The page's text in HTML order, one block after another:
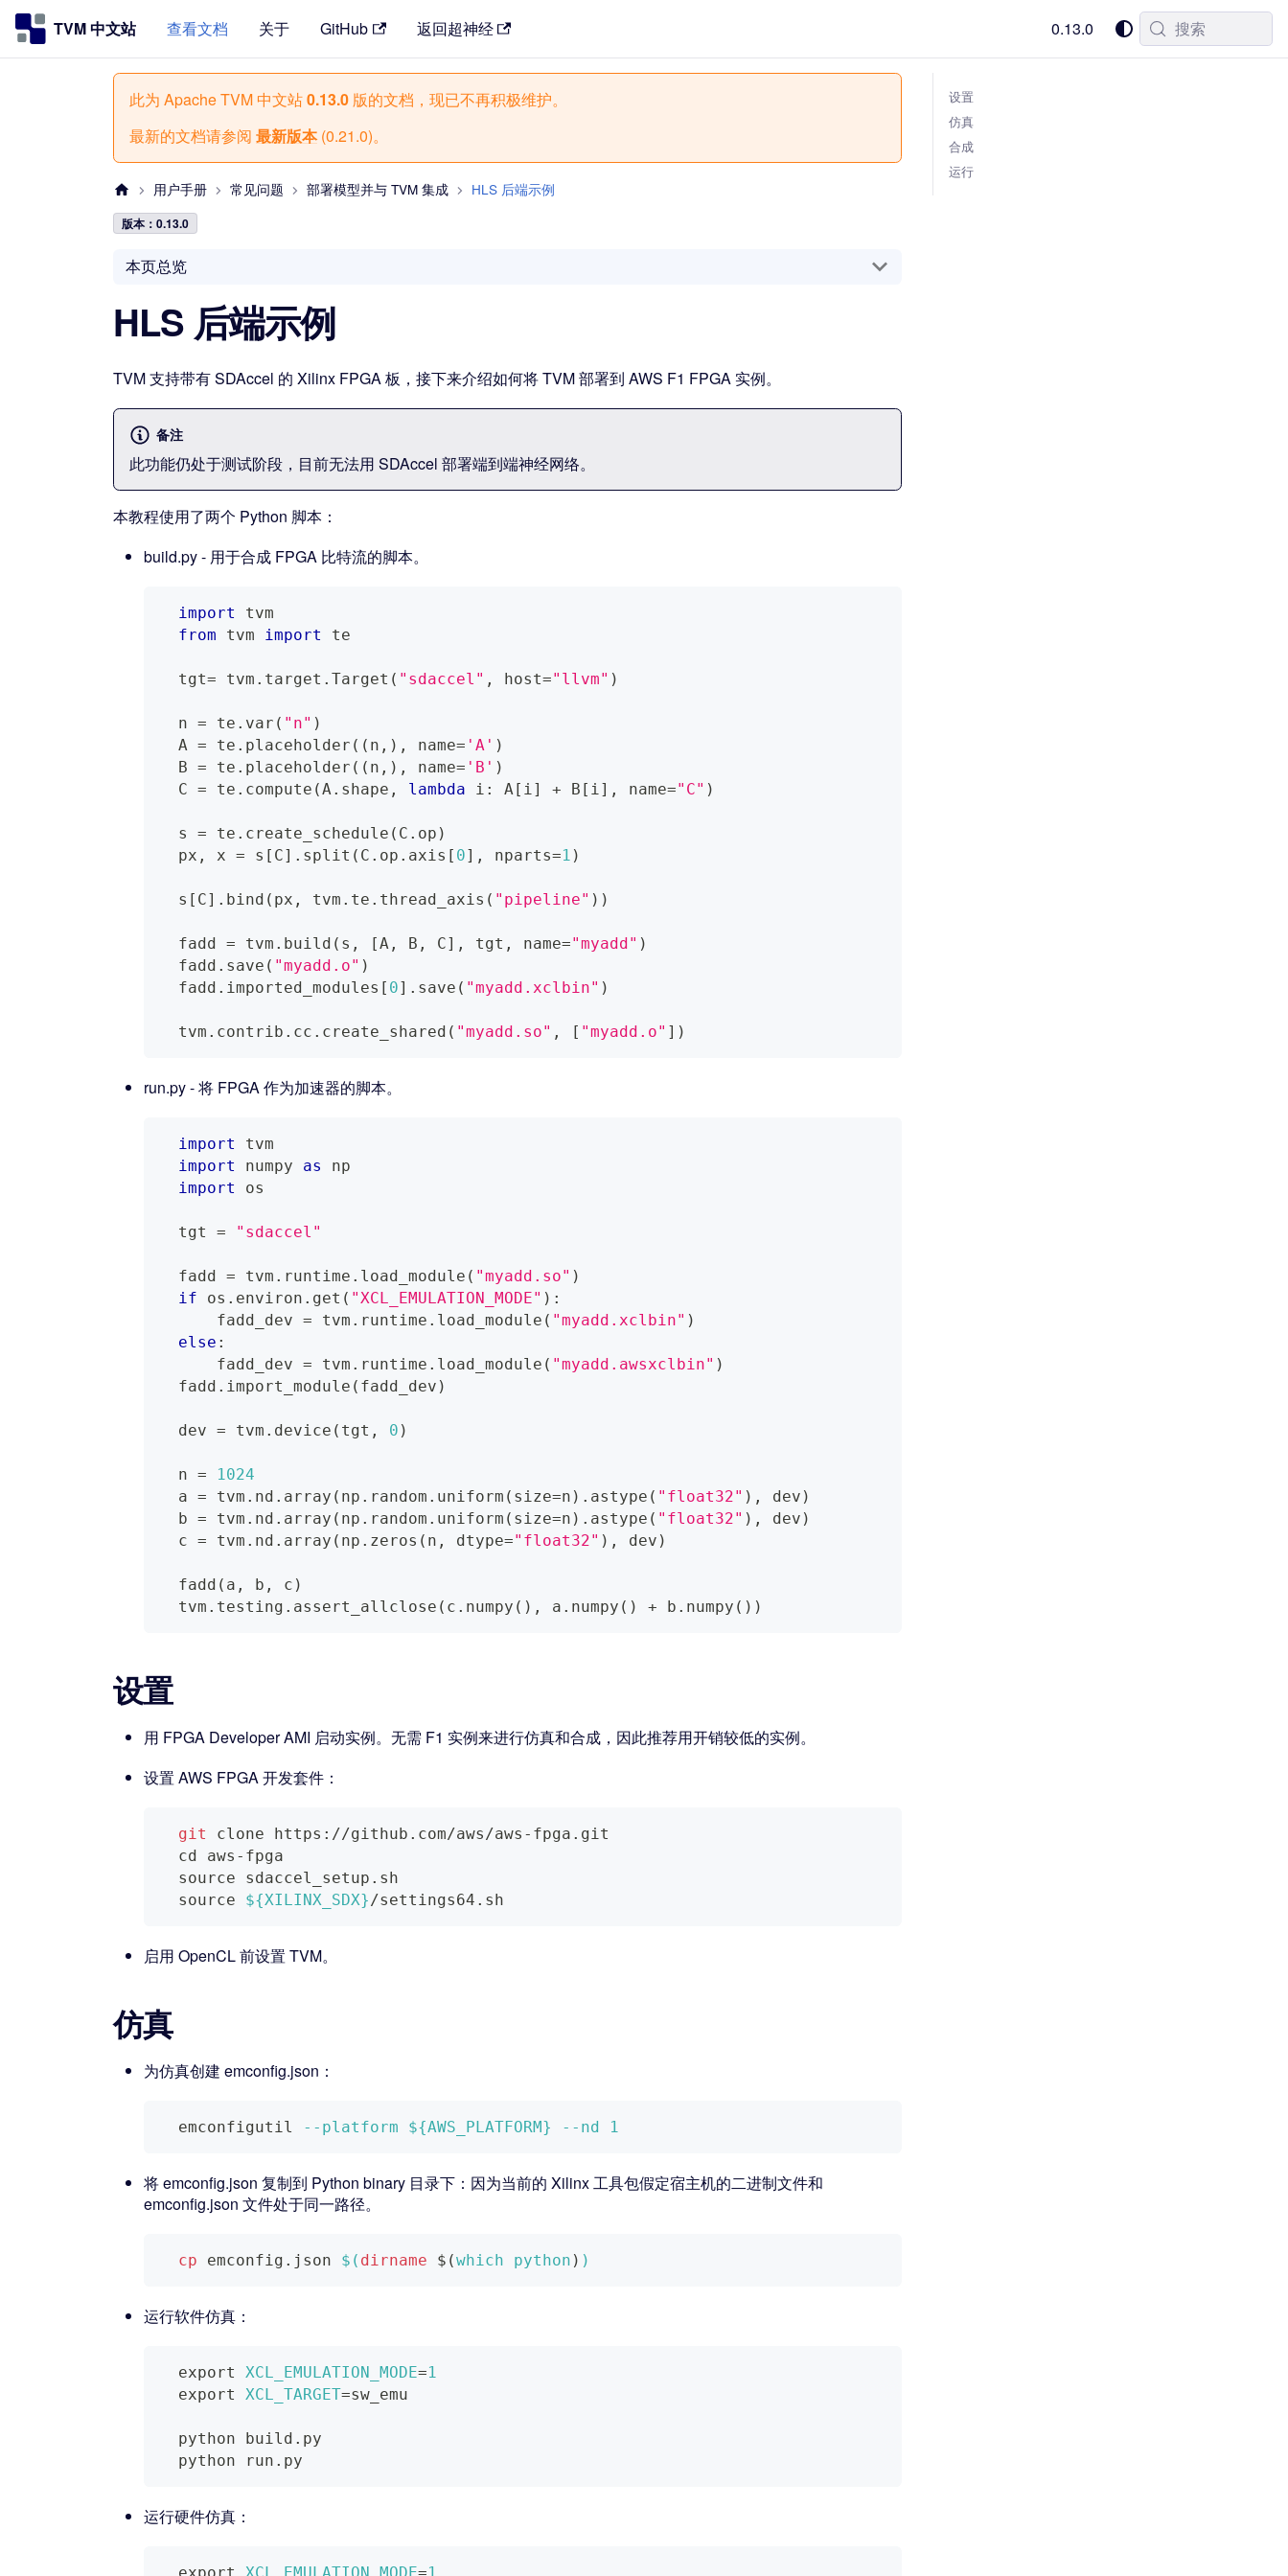
TVM 中文站 查看文档 关于 GitHub 返回超神经 0.13.0 搜索
此为 Apache TVM 中文站0.13.0 版的文档，现已不再积极维护。
最新的文档请参阅 最新版本(0.21.0)。
用户手册 常见问题 部署模型并与 TVM 集成 HLS 后端示例
版本：0.13.0
本页总览
HLS 后端示例
TVM 支持带有 SDAccel 的 Xilinx FPGA 板，接下来介绍如何将 TVM 部署到 AWS F1 FPGA 实例。
备注
此功能仍处于测试阶段，目前无法用 SDAccel 部署端到端神经网络。
本教程使用了两个 Python 脚本：
build.py - 用于合成 FPGA 比特流的脚本。
import
tvm
from tvm import te
  tgt
= tvm . target . Target ( "sdaccel" , host="llvm" )
  n
= te . var ( "n" )
  A
= te . placeholder ( ( n , ) , name= 'A' )
  B
= te . placeholder ( ( n , ) , name= 'B' )
  C
= te . compute (A . shape , lambda i : A [ i ] + B [ i ] , name="C" )
  s
= te . create_schedule ( C . op )
  px
, x = s [ C] . split ( C . op . axis [ 0] , nparts=1 )
  s
[ C] . bind ( px , tvm . te . thread_axis ( "pipeline" ) )
  fadd
= tvm . build ( s , [A , B , C] , tgt , name="myadd" )
  fadd
. save ( "myadd.o" )
  fadd
. imported_modules [ 0] . save ( "myadd.xclbin" )
  tvm
. contrib . cc . create_shared ( "myadd.so" , [ "myadd.o" ] )
run.py - 将 FPGA 作为加速器的脚本。
import
tvm
import
numpy as
np
import
os
  tgt
= "sdaccel"
  fadd
= tvm . runtime . load_module ( "myadd.so" )
if os . environ . get ( "XCL_EMULATION_MODE" ) :
      fadd_dev
= tvm . runtime . load_module ( "myadd.xclbin" )
else :
      fadd_dev
= tvm . runtime . load_module ( "myadd.awsxclbin" )
  fadd
. import_module ( fadd_dev )
  dev
= tvm . device ( tgt , 0 )
  n
=
1024
  a
= tvm . nd . array ( np . random . uniform ( size=n ) . astype ( "float32" ) , dev )
  b
= tvm . nd . array ( np . random . uniform ( size=n ) . astype ( "float32" ) , dev )
  c
= tvm . nd . array ( np . zeros ( n , dtype="float32" ) , dev )
  fadd
( a , b , c )
  tvm
. testing . assert_allclose ( c . numpy ( ) , a . numpy ( ) + b . numpy ( ) )
设置
用 FPGA Developer AMI 启动实例。无需 F1 实例来进行仿真和合成，因此推荐用开销较低的实例。
设置 AWS FPGA 开发套件：
git
clone https://github.com/aws/aws-fpga.git
cd aws-fpga
source sdaccel_setup.sh
source
${XILINX_SDX} /settings64.sh
启用 OpenCL 前设置 TVM。
仿真
为仿真创建 emconfig.json：
  emconfigutil
--platform ${AWS_PLATFORM} --nd 1
将 emconfig.json 复制到 Python binary 目录下：因为当前的 Xilinx 工具包假定宿主机的二进制文件和
emconfig.json 文件处于同一路径。
cp emconfig.json $( dirname $(which python ) )
运行软件仿真：
export XCL_EMULATION_MODE=1
export
XCL_TARGET=sw_emu
  python build.py
  python run.py
运行硬件仿真：
设置
仿真
合成
运行